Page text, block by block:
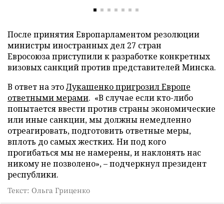
После принятия Европарламентом резолюции
министры иностранных дел 27 стран
Евросоюза приступили к разработке конкретных
визовых санкций против представителей Минска.
В ответ на этоЛукашенко пригрозил Европе
ответными мерами. «В случае если кто-либо
попытается ввести против страны экономические
или иные санкции, мы должны немедленно
отреагировать, подготовить ответные меры,
вплоть до самых жестких. Ни под кого
прогибаться мы не намерены, и наклонять нас
никому не позволено», – подчеркнул президент
республики.
Текст: Ольга Гриценко